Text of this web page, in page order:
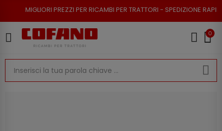
PREZZI PER RICAMBI PER TRATTORI - SPEDIZIONE RAPIDA - RESO
0